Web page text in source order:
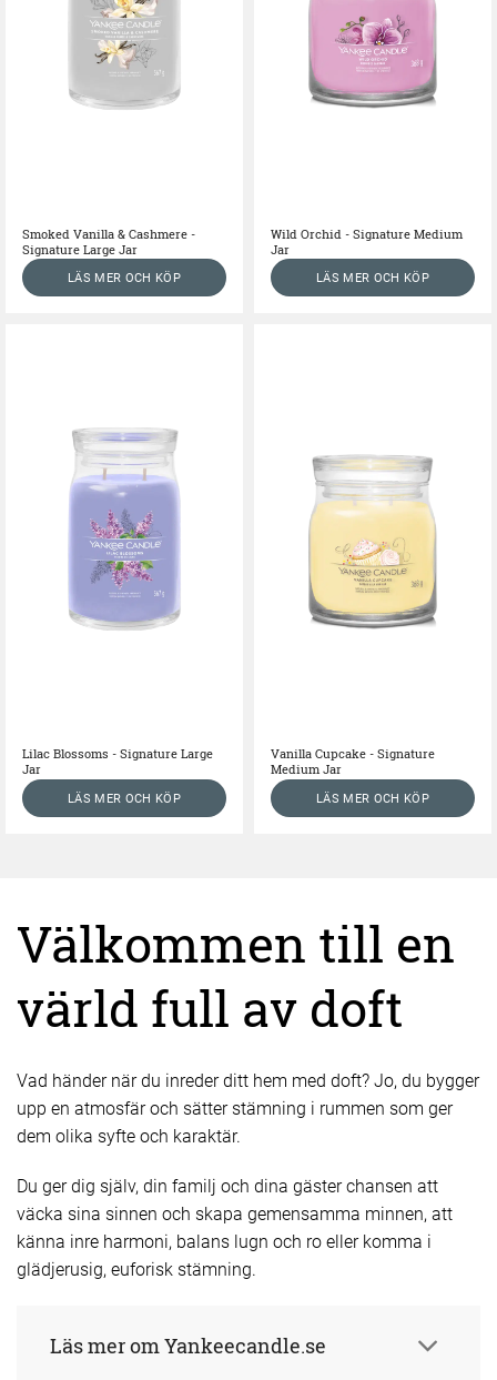
Smoked Vanilla & Cashmere -
Signature Large Jar
LÄS MER OCH KÖP
Wild Orchid - Signature Medium
Jar
LÄS MER OCH KÖP
Lilac Blossoms - Signature Large
Jar
LÄS MER OCH KÖP
Vanilla Cupcake - Signature
Medium Jar
LÄS MER OCH KÖP
Välkommen till en
värld full av doft
Vad händer när du inreder ditt hem med doft? Jo, du bygger
upp en atmosfär och sätter stämning i rummen som ger
dem olika syfte och karaktär.
Du ger dig själv, din familj och dina gäster chansen att
väcka sina sinnen och skapa gemensamma minnen, att
känna inre harmoni, balans lugn och ro eller komma i
glädjerusig, euforisk stämning.
Läs mer om Yankeecandle.se